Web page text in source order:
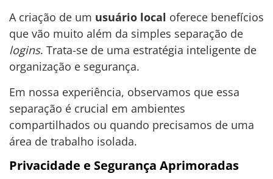
A criação de um usuário local oferece benefícios
que vão muito além da simples separação de
logins. Trata-se de uma estratégia inteligente de
organização e segurança.
Em nossa experiência, observamos que essa
separação é crucial em ambientes
compartilhados ou quando precisamos de uma
área de trabalho isolada.
Privacidade e Segurança Aprimoradas